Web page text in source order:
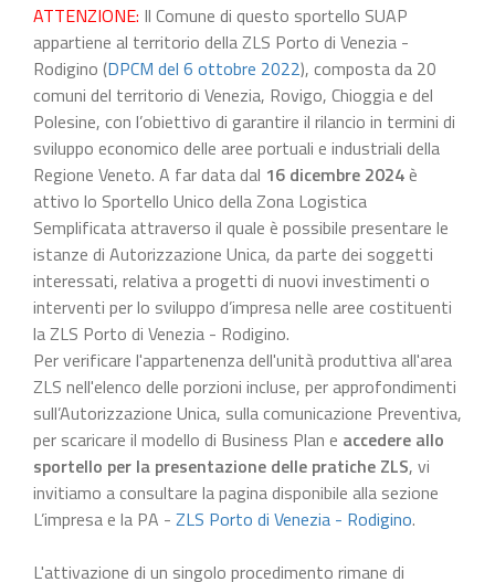
ATTENZIONE: Il Comune di questo sportello SUAP
appartiene al territorio della ZLS Porto di Venezia -
Rodigino (DPCM del 6 ottobre 2022), composta da 20
comuni del territorio di Venezia, Rovigo, Chioggia e del
Polesine, con l’obiettivo di garantire il rilancio in termini di
sviluppo economico delle aree portuali e industriali della
Regione Veneto. A far data dal 16 dicembre 2024è
attivo lo Sportello Unico della Zona Logistica
Semplificata attraverso il quale è possibile presentare le
istanze di Autorizzazione Unica, da parte dei soggetti
interessati, relativa a progetti di nuovi investimenti o
interventi per lo sviluppo d’impresa nelle aree costituenti
la ZLS Porto di Venezia - Rodigino.
Per verificare l'appartenenza dell'unità produttiva all'area
ZLS nell'elenco delle porzioni incluse, per approfondimenti
sull’Autorizzazione Unica, sulla comunicazione Preventiva,
per scaricare il modello di Business Plan e accedere allo
sportello per la presentazione delle pratiche ZLS, vi
invitiamo a consultare la pagina disponibile alla sezione
L’impresa e la PA - ZLS Porto di Venezia - Rodigino.
L'attivazione di un singolo procedimento rimane di